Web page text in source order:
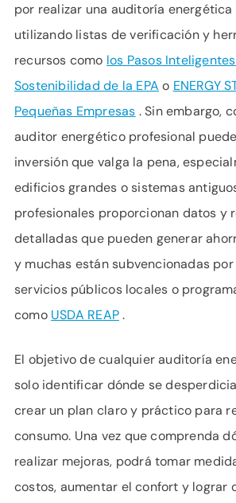
por realizar una auditoría
utilizando listas de verificación y
recursos como los Pasos
Sostenibilidad de la EPA o ENERGY
Pequeñas Empresas . Sin embargo,
auditor energético profesional
inversión que valga la pena,
edificios grandes o sistemas
profesionales proporcionan datos y
detalladas que pueden generar
y muchas están subvencionadas
servicios públicos locales o
como USDA REAP.
El objetivo de cualquier auditoría
solo identificar dónde se
crear un plan claro y práctico para
consumo. Una vez que comprenda
realizar mejoras, podrá tomar
costos, aumentar el confort y lograr